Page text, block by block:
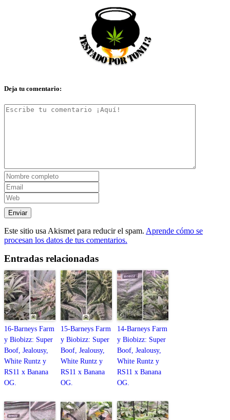
Deja tu comentario:
Este sitio usa Akismet para reducir el spam. Aprende cómo se
procesan los datos de tus comentarios.
Entradas relacionadas
16-Barneys Farm
y Biobizz: Super
Boof, Jealousy,
White Runtz y
RS11 x Banana
OG.
15-Barneys Farm
y Biobizz: Super
Boof, Jealousy,
White Runtz y
RS11 x Banana
OG.
14-Barneys Farm
y Biobizz: Super
Boof, Jealousy,
White Runtz y
RS11 x Banana
OG.